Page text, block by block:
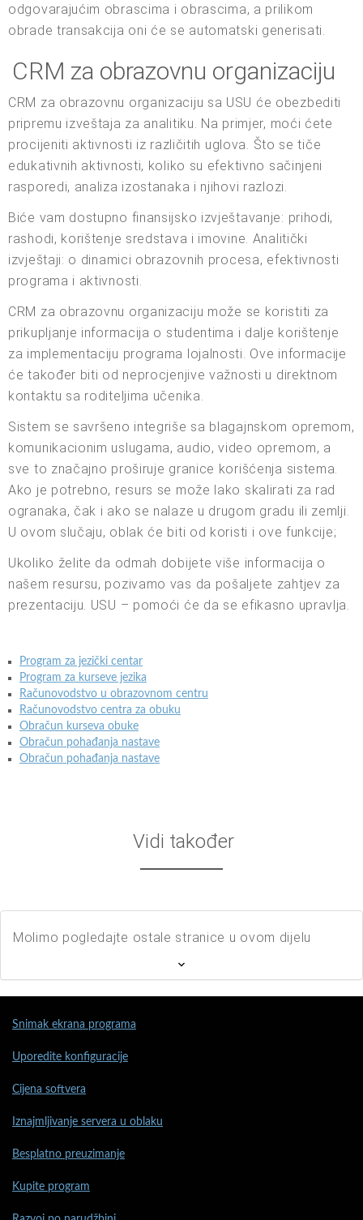
odgovarajućim obrascima i obrascima, a prilikom
obrade transakcija oni će se automatski generisati.
CRM za obrazovnu organizaciju
CRM za obrazovnu organizaciju sa USU će obezbediti
pripremu izveštaja za analitiku. Na primjer, moći ćete
procijeniti aktivnosti iz različitih uglova. Što se tiče
edukativnih aktivnosti, koliko su efektivno sačinjeni
rasporedi, analiza izostanaka i njihovi razlozi.
Biće vam dostupno finansijsko izvještavanje: prihodi,
rashodi, korištenje sredstava i imovine. Analitički
izvještaji: o dinamici obrazovnih procesa, efektivnosti
programa i aktivnosti.
CRM za obrazovnu organizaciju može se koristiti za
prikupljanje informacija o studentima i dalje korištenje
za implementaciju programa lojalnosti. Ove informacije
će također biti od neprocjenjive važnosti u direktnom
kontaktu sa roditeljima učenika.
Sistem se savršeno integriše sa blagajnskom opremom,
komunikacionim uslugama, audio, video opremom, a
sve to značajno proširuje granice korišćenja sistema.
Ako je potrebno, resurs se može lako skalirati za rad
ogranaka, čak i ako se nalaze u drugom gradu ili zemlji.
U ovom slučaju, oblak će biti od koristi i ove funkcije;
Ukoliko želite da odmah dobijete više informacija o
našem resursu, pozivamo vas da pošaljete zahtjev za
prezentaciju. USU – pomoći će da se efikasno upravlja.
Program za jezički centar
Program za kurseve jezika
Računovodstvo u obrazovnom centru
Računovodstvo centra za obuku
Obračun kurseva obuke
Obračun pohađanja nastave
Obračun pohađanja nastave
Vidi također
Molimo pogledajte ostale stranice u ovom dijelu
Snimak ekrana programa
Uporedite konfiguracije
Cijena softvera
Iznajmljivanje servera u oblaku
Besplatno preuzimanje
Kupite program